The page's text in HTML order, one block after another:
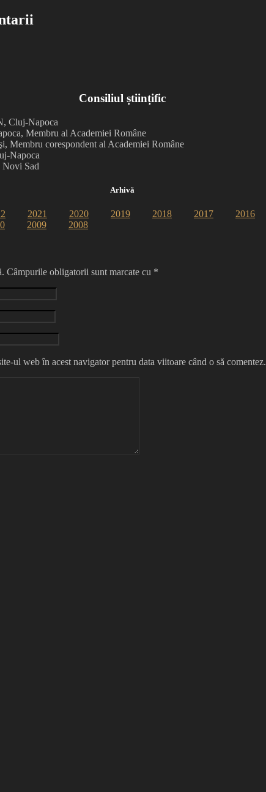
Consiliul științific
Cluj-Napoca
Membru al Academiei Române
Membru corespondent al Academiei Române
Napoca
Sad
Arhivă
2021 2020 2019 2018 2017 2016
2009 2008
Câmpurile obligatorii sunt marcate cu *
ul web în acest navigator pentru data viitoare când o să comentez.